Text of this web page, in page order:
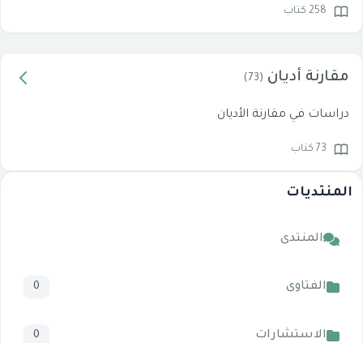
المنتديات
المنتدى
الفتاوى 0
الاستشارات 0
258 كتاب
مقارنة أديان (73)
دراسات في مقارنة الأديان
73 كتاب